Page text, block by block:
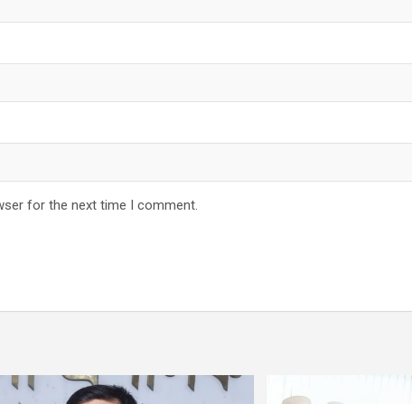
for the next time I comment.